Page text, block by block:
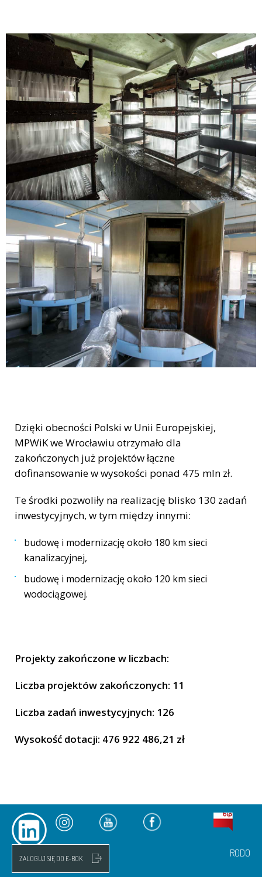
Dzięki obecności Polski w Unii Europejskiej,
MPWiK we Wrocławiu otrzymało dla
zakończonych już projektów łączne
dofinansowanie w wysokości ponad 475 mln zł.
Te środki pozwoliły na realizację blisko 130 zadań
inwestycyjnych, w tym między innymi:
budowę i modernizację około 180 km sieci
kanalizacyjnej,
budowę i modernizację około 120 km sieci
wodociągowej.
Projekty zakończone w liczbach:
Liczba projektów zakończonych: 11
Liczba zadań inwestycyjnych: 126
Wysokość dotacji: 476 922 486,21 zł
ZALOGUJ SIĘ DO E-BOK RODO